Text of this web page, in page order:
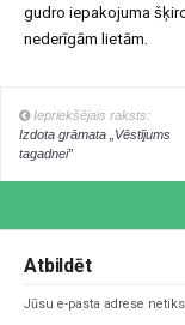
gudro iepakojuma
nederīgām lietām.
Iepriekšējais raksts:
Izdota grāmata „Vēstījums
tagadnei”
Atbildēt
Jūsu e-pasta adrese